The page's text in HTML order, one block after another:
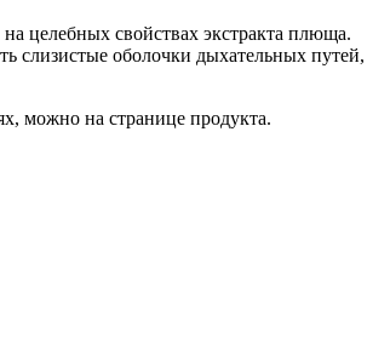
целебных свойствах экстракта плюща.
слизистые оболочки дыхательных путей,
можно на странице продукта.